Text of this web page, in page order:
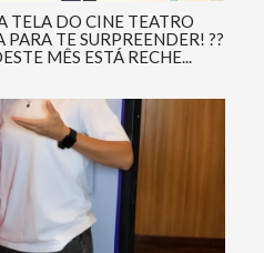
TELA DO CINE TEATRO
TE SURPREENDER! ??
MÊS ESTÁ RECHE...